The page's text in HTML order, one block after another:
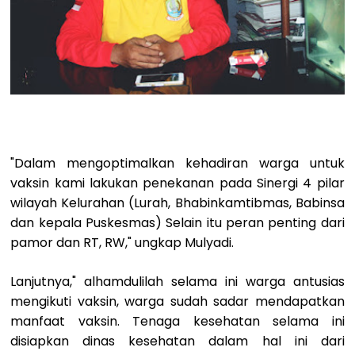
"Dalam mengoptimalkan kehadiran warga untuk
vaksin kami lakukan penekanan pada Sinergi 4 pilar
wilayah Kelurahan (Lurah, Bhabinkamtibmas, Babinsa
dan kepala Puskesmas) Selain itu peran penting dari
pamor dan RT, RW," ungkap Mulyadi.
Lanjutnya," alhamdulilah selama ini warga antusias
mengikuti vaksin, warga sudah sadar mendapatkan
manfaat vaksin. Tenaga kesehatan selama ini
disiapkan dinas kesehatan dalam hal ini dari